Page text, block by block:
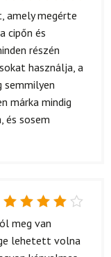
Értékelés:
5
/ 5
amely megérte
cipőn és
részén
használja, a
semmilyen
márka mindig
és sosem
Értékelés:
/ 5
meg van
lehetett volna